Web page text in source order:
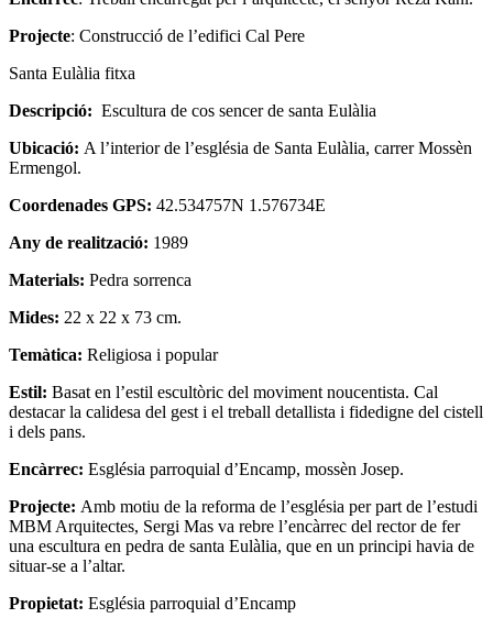
Projecte: Construcció de l’edifici Cal Pere
Santa Eulàlia fitxa
Descripció: Escultura de cos sencer de santa Eulàlia
Ubicació: A l’interior de l’església de Santa Eulàlia, carrer Mossèn
Ermengol.
Coordenades GPS: 42.534757N 1.576734E
Any de realització: 1989
Materials: Pedra sorrenca
Mides: 22 x 22 x 73 cm.
Temàtica: Religiosa i popular
Estil: Basat en l’estil escultòric del moviment noucentista. Cal
destacar la calidesa del gest i el treball detallista i fidedigne del cistell
i dels pans.
Encàrrec: Església parroquial d’Encamp, mossèn Josep.
Projecte: Amb motiu de la reforma de l’església per part de l’estudi
MBM Arquitectes, Sergi Mas va rebre l’encàrrec del rector de fer
una escultura en pedra de santa Eulàlia, que en un principi havia de
situar-se a l’altar.
Propietat: Església parroquial d’Encamp